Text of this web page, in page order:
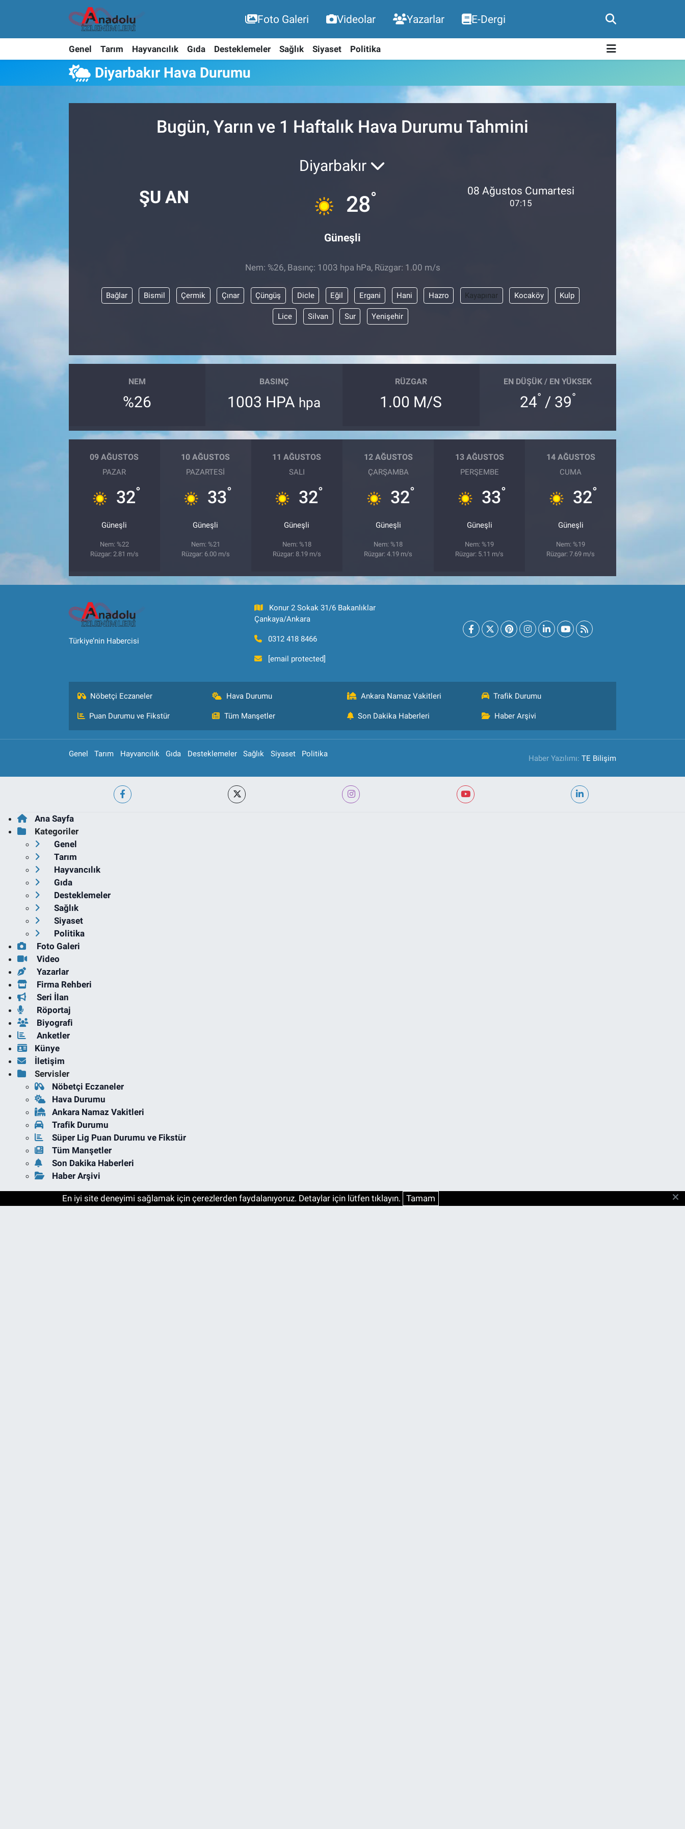
Foto Galeri Videolar Yazarlar E-Dergi
Genel Tarım Hayvancılık Gıda Desteklemeler Sağlık Siyaset Politika
Diyarbakır Hava Durumu
Bugün, Yarın ve 1 Haftalık Hava Durumu Tahmini
ŞU AN
Diyarbakır
28°
Güneşli
08 Ağustos Cumartesi
07:15
Nem: %26, Basınç: 1003 hpa hPa, Rüzgar: 1.00 m/s
Bağlar Bismil Çermik Çınar Çüngüş Dicle Eğil Ergani Hani Hazro Kayapınar Kocaköy Kulp
Lice Silvan Sur Yenişehir
NEM
%26
BASINÇ
1003 HPA hpa
RÜZGAR
1.00 M/S
EN DÜŞÜK / EN YÜKSEK
24° / 39°
09 AĞUSTOS
PAZAR
32°
Güneşli
Nem: %22
Rüzgar: 2.81 m/s
10 AĞUSTOS
PAZARTESI
33°
Güneşli
Nem: %21
Rüzgar: 6.00 m/s
11 AĞUSTOS
SALI
32°
Güneşli
Nem: %18
Rüzgar: 8.19 m/s
12 AĞUSTOS
ÇARŞAMBA
32°
Güneşli
Nem: %18
Rüzgar: 4.19 m/s
13 AĞUSTOS
PERŞEMBE
33°
Güneşli
Nem: %19
Rüzgar: 5.11 m/s
14 AĞUSTOS
CUMA
32°
Güneşli
Nem: %19
Rüzgar: 7.69 m/s
Türkiye’nin Habercisi
Konur 2 Sokak 31/6 Bakanlıklar
Çankaya/Ankara
0312 418 8466
[email protected]
Nöbetçi Eczaneler Hava Durumu Ankara Namaz Vakitleri Trafik Durumu
Puan Durumu ve Fikstür Tüm Manşetler Son Dakika Haberleri Haber Arşivi
Genel Tarım Hayvancılık Gıda Desteklemeler Sağlık Siyaset Politika Haber Yazılımı:TE Bilişim
Ana Sayfa
Kategoriler
Genel
Tarım
Hayvancılık
Gıda
Desteklemeler
Sağlık
Siyaset
Politika
Foto Galeri
Video
Yazarlar
Firma Rehberi
Seri İlan
Röportaj
Biyografi
Anketler
Künye
İletişim
Servisler
Nöbetçi Eczaneler
Hava Durumu
Ankara Namaz Vakitleri
Trafik Durumu
Süper Lig Puan Durumu ve Fikstür
Tüm Manşetler
Son Dakika Haberleri
Haber Arşivi
En iyi site deneyimi sağlamak için çerezlerden faydalanıyoruz. Detaylar için lütfen tıklayın. Tamam